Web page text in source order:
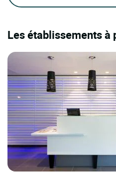
Les établissements à